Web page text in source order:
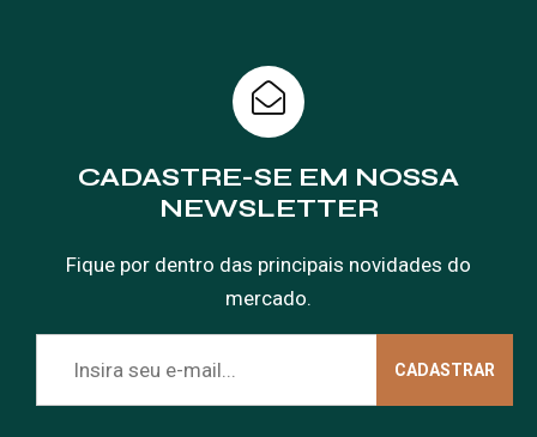
CADASTRE-SE EM NOSSA
NEWSLETTER
Fique por dentro das principais novidades do
mercado.